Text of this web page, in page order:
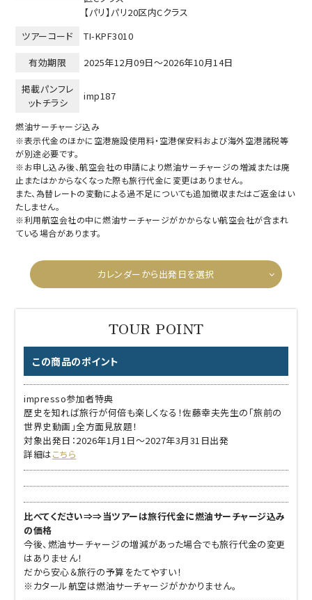
【パリ】パリ20区内Cクラス
ツアーコード
TI-KPF3010
有効期限
2025年12月09日～2026年10月14日
掲載パンフレ
ットチラシ
imp187
燃油サーチャージ込み
※表示代金のほかに空港施設使用料・空港保安料および海外空港諸税等
が別途必要です。
※お申し込み後、航空会社の申請により燃油サーチャージの増減または廃
止またはかからなくなった際も旅行代金に変更はありません。
また、為替レートの変動による過不足についても追加徴収またはご返金はい
たしません。
※利用航空会社の中に燃油サーチャージがかからない航空会社が含まれ
ている場合があります。
カレンダーから出発日を選択
この商品のポイント
impresso参加者特典
歴史を知れば旅行が何倍も楽しくなる！佐藤幸夫先生の「旅前の
世界史動画」全方面見放題！
対象出発日：2026年1月1日～2027年3月31日出発
詳細はこちら
比べてください⇒⇒当ツアーは旅行代金に燃油サーチャージ込み
の価格
今後、燃油サーチャージの増減があった場合でも旅行代金の変更
はありません！
だから安心＆旅行の予算をたてやすい！
※カタール航空は燃油サーチャージがかかりません。